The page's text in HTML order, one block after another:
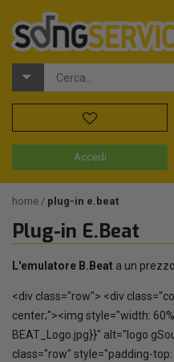
Accedi
home plug-in e.beat
Plug-in E.Beat
L'emulatore B.Beat a un
<div class="row"> <div
center;"><img style="width:
BEAT_Logo.jpg}}" alt="logo
class="row" style="padding-